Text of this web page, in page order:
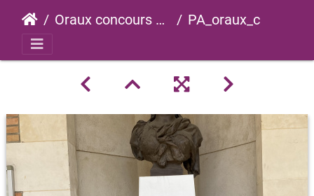
Oraux concours 2023 PA_oraux_concours_2023_0004